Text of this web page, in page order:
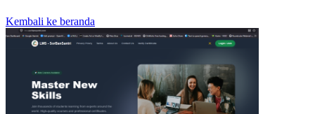
Kembali ke beranda